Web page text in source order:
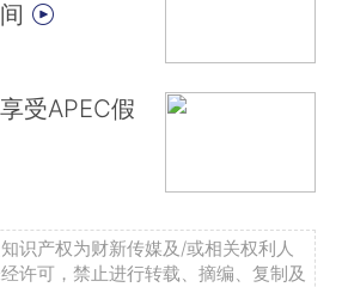
受APEC假
识产权为财新传媒及/或相关权利人
许可，禁止进行转载、摘编、复制及